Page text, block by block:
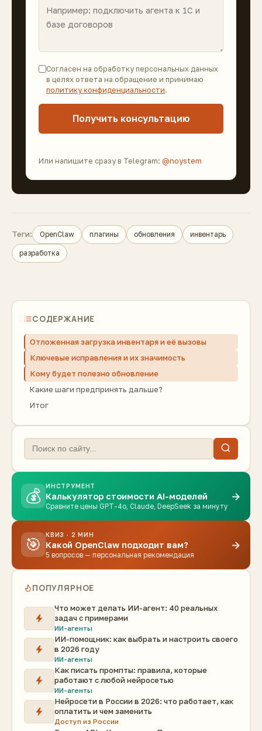
Согласен на обработку персональных данных
в целях ответа на обращение и принимаю
политику конфиденциальности.
Получить консультацию
Или напишите сразу в Telegram: @noystem
Теги: OpenClaw плагины обновления инвентарь
разработка
СОДЕРЖАНИЕ
Отложенная загрузка инвентаря и её вызовы
Ключевые исправления и их значимость
Кому будет полезно обновление
Какие шаги предпринять дальше?
Итог
💰
ИНСТРУМЕНТ
Калькулятор стоимости AI-моделей
Сравните цены GPT-4o, Claude, DeepSeek за минуту
→
🎯
КВИЗ · 2 МИН
Какой OpenClaw подходит вам?
5 вопросов — персональная рекомендация
→
ПОПУЛЯРНОЕ
Что может делать ИИ-агент: 40 реальных
задач с примерами
ИИ-агенты
ИИ-помощник: как выбрать и настроить своего
в 2026 году
ИИ-агенты
Как писать промпты: правила, которые
работают с любой нейросетью
ИИ-агенты
Нейросети в России в 2026: что работает, как
оплатить и чем заменить
Доступ из России